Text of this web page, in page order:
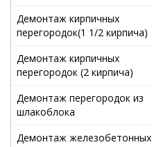
Демонтаж кирпичных
перегородок(1 1/2 кирпича)
Демонтаж кирпичных
перегородок (2 кирпича)
Демонтаж перегородок из
шлакоблока
Демонтаж железобетонных